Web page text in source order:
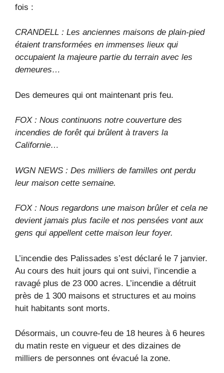
fois :
CRANDELL : Les anciennes maisons de plain-pied
étaient transformées en immenses lieux qui
occupaient la majeure partie du terrain avec les
demeures…
Des demeures qui ont maintenant pris feu.
FOX : Nous continuons notre couverture des
incendies de forêt qui brûlent à travers la
Californie…
WGN NEWS : Des milliers de familles ont perdu
leur maison cette semaine.
FOX : Nous regardons une maison brûler et cela ne
devient jamais plus facile et nos pensées vont aux
gens qui appellent cette maison leur foyer.
L’incendie des Palissades s’est déclaré le 7 janvier.
Au cours des huit jours qui ont suivi, l’incendie a
ravagé plus de 23 000 acres. L’incendie a détruit
près de 1 300 maisons et structures et au moins
huit habitants sont morts.
Désormais, un couvre-feu de 18 heures à 6 heures
du matin reste en vigueur et des dizaines de
milliers de personnes ont évacué la zone.